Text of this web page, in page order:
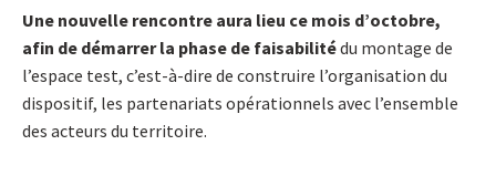
Une nouvelle rencontre aura lieu ce mois d’octobre,
afin de démarrer la phase de faisabilitédu montage de
l’espace test, c’est-à-dire de construire l’organisation du
dispositif, les partenariats opérationnels avec l’ensemble
des acteurs du territoire.